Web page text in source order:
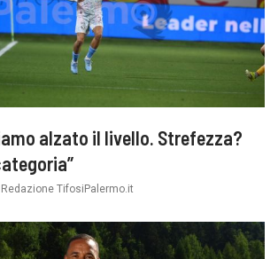
alzato il livello. Strefezza?
Redazione TifosiPalermo.it